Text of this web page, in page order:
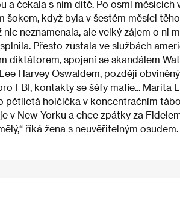
a čekala s ním dítě. Po osmi
šokem, když byla v šestém měsíci
neznamenala, ale velký zájem o ni
Přesto zůstala ve službách
diktátorem, spojení se skandálem
Harvey Oswaldem, později
FBI, kontakty se šéfy mafie... Marita
pětiletá holčička v koncentračním
v New Yorku a chce zpátky za
říká žena s neuvěřitelným osudem.